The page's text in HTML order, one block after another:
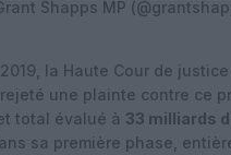
Shapps MP
la Haute Cour de
une plainte contre ce
total évalué à 33 milliards
sa première phase,